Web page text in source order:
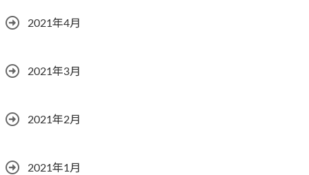
2021年4月
2021年3月
2021年2月
2021年1月